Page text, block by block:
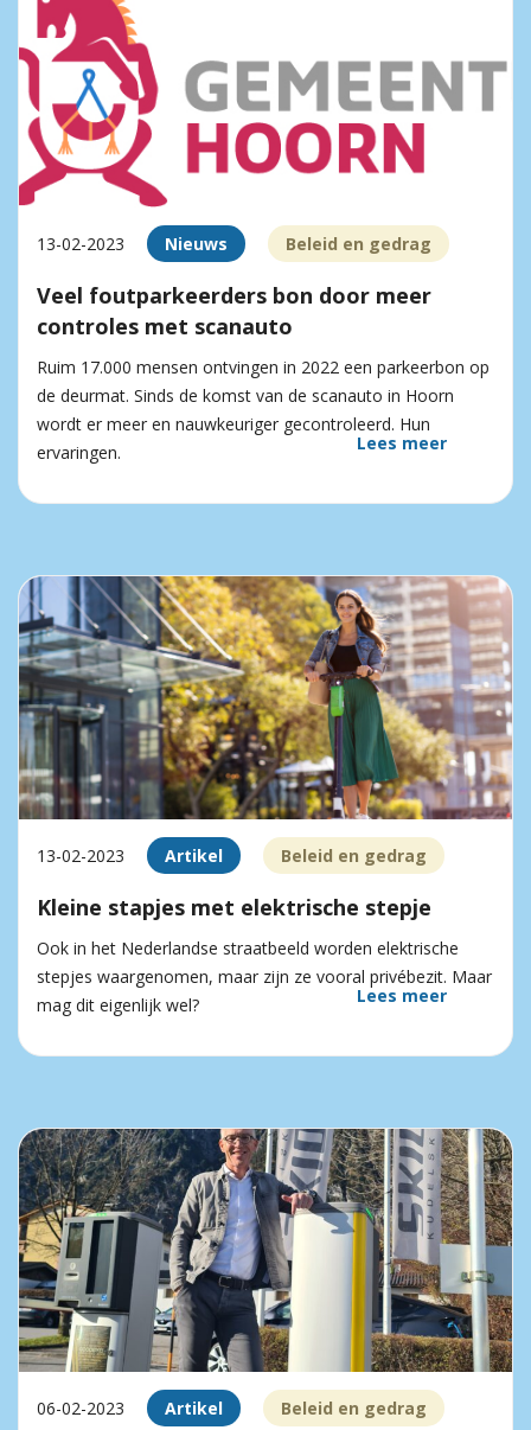
13-02-2023 Nieuws Beleid en gedrag
Veel foutparkeerders bon door meer
controles met scanauto
Ruim 17.000 mensen ontvingen in 2022 een parkeerbon op
de deurmat. Sinds de komst van de scanauto in Hoorn
wordt er meer en nauwkeuriger gecontroleerd. Hun
ervaringen.
Lees meer
13-02-2023 Artikel Beleid en gedrag
Kleine stapjes met elektrische stepje
Ook in het Nederlandse straatbeeld worden elektrische
stepjes waargenomen, maar zijn ze vooral privébezit. Maar
mag dit eigenlijk wel?
Lees meer
06-02-2023 Artikel Beleid en gedrag